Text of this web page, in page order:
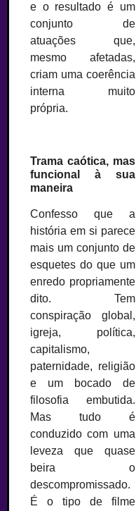
e o resultado é um
conjunto de
atuações que,
mesmo afetadas,
criam uma coerência
interna muito
própria.
Trama caótica, mas
funcional à sua
maneira
Confesso que a
história em si parece
mais um conjunto de
esquetes do que um
enredo propriamente
dito. Tem
conspiração global,
igreja, política,
capitalismo,
paternidade, religião
e um bocado de
filosofia embutida.
Mas tudo é
conduzido com uma
leveza que quase
beira o
descompromissado.
É o tipo de filme